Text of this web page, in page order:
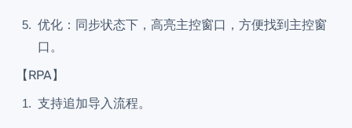
优化：同步状态下，高亮主控窗口，方便找到主控窗
口。
【RPA】
支持追加导入流程。